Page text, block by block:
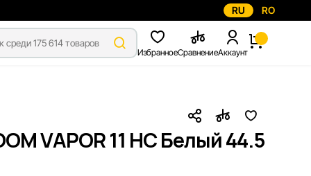
RU RO
ИзбранноеСравнениеАккаунт
VAPOR 11 HC Белый 44.5